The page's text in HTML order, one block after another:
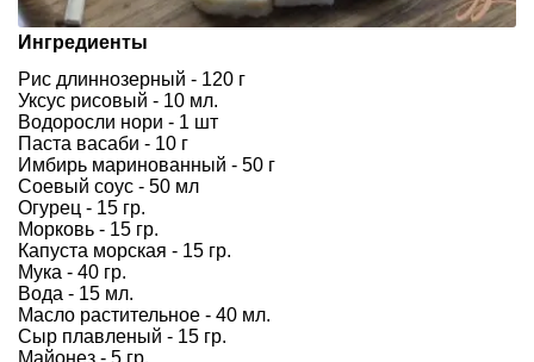
Ингредиенты
Рис длиннозерный - 120 г
Уксус рисовый - 10 мл.
Водоросли нори - 1 шт
Паста васаби - 10 г
Имбирь маринованный - 50 г
Соевый соус - 50 мл
Огурец - 15 гр.
Морковь - 15 гр.
Капуста морская - 15 гр.
Мука - 40 гр.
Вода - 15 мл.
Масло растительное - 40 мл.
Сыр плавленый - 15 гр.